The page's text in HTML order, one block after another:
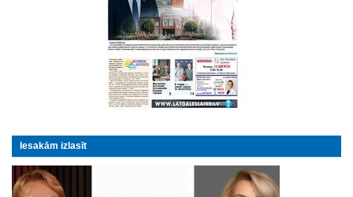
Iesakām izlasīt